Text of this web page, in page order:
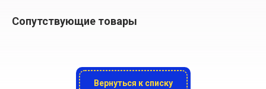
Сопутствующие товары
Вернуться к списку